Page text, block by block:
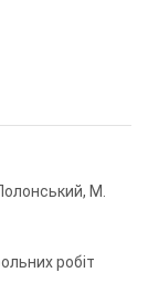
М.
робіт